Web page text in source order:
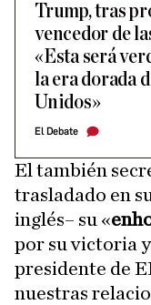
Trump, tras
vencedor de
«Esta será
la era dorada
Unidos»
El Debate
El también
trasladado en
inglés– su «
por su victoria
presidente de
nuestras